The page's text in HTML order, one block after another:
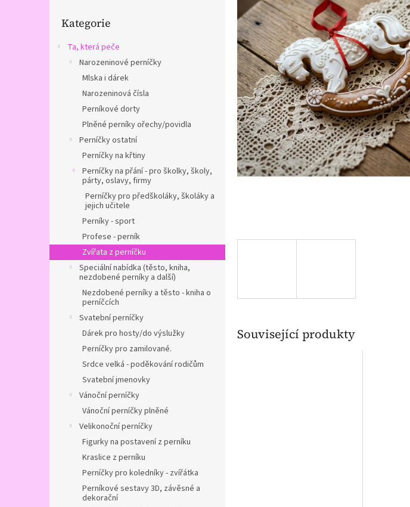
kategorie
Kategorie
Ta, která peče
Narozeninové perníčky
Mlska i dárek
Narozeninová čísla
Perníkové dorty
Plněné perníky ořechy/povidla
Perníčky ostatní
Perníčky na křtiny
Perníčky na přání - pro školky, školy,
párty, oslavy, firmy
Perníčky pro předškoláky, školáky a
jejich učitele
Perníky - sport
Profese - perník
Zvířata z perníčku
Speciální nabídka (těsto, kniha,
nezdobené perníky a další)
Nezdobené perníky a těsto - kniha o
perníčcích
Svatební perníčky
Dárek pro hosty/do výslužky
Perníčky pro zamilované.
Srdce velká - poděkování rodičům
Svatební jmenovky
Vánoční perníčky
Vánoční perníčky plněné
Velikonoční perníčky
Figurky na postavení z perníku
Kraslice z perníku
Perníčky pro koledníky - zvířátka
Perníkové sestavy 3D, závěsné a
dekorační
Související produkty